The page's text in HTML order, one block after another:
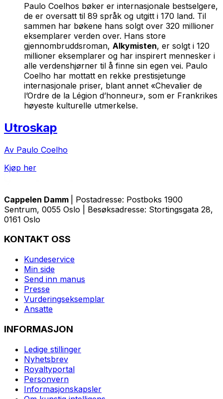
Paulo Coelhos bøker er internasjonale bestselgere,
de er oversatt til 89 språk og utgitt i 170 land. Til
sammen har bøkene hans solgt over 320 millioner
eksemplarer verden over. Hans store
gjennombruddsroman, Alkymisten, er solgt i 120
millioner eksemplarer og har inspirert mennesker i
alle verdenshjørner til å finne sin egen vei. Paulo
Coelho har mottatt en rekke prestisjetunge
internasjonale priser, blant annet «Chevalier de
l’Ordre de la Légion d’honneur», som er Frankrikes
høyeste kulturelle utmerkelse.
Utroskap
Av Paulo Coelho
Kjøp her
Cappelen Damm
| Postadresse: Postboks 1900
Sentrum, 0055 Oslo | Besøksadresse: Stortingsgata 28,
0161 Oslo
KONTAKT OSS
Kundeservice
Min side
Send inn manus
Presse
Vurderingseksemplar
Ansatte
INFORMASJON
Ledige stillinger
Nyhetsbrev
Royaltyportal
Personvern
Informasjonskapsler